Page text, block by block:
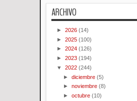
ARCHIVO
► 2026 (14)
► 2025 (100)
► 2024 (126)
► 2023 (194)
▼ 2022 (244)
►diciembre (5)
►noviembre (8)
►octubre (10)